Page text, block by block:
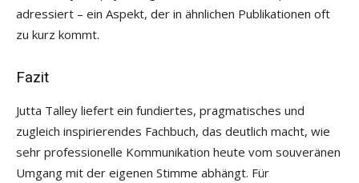
adressiert – ein Aspekt, der in ähnlichen Publikationen oft
zu kurz kommt.
Fazit
Jutta Talley liefert ein fundiertes, pragmatisches und
zugleich inspirierendes Fachbuch, das deutlich macht, wie
sehr professionelle Kommunikation heute vom souveränen
Umgang mit der eigenen Stimme abhängt. Für